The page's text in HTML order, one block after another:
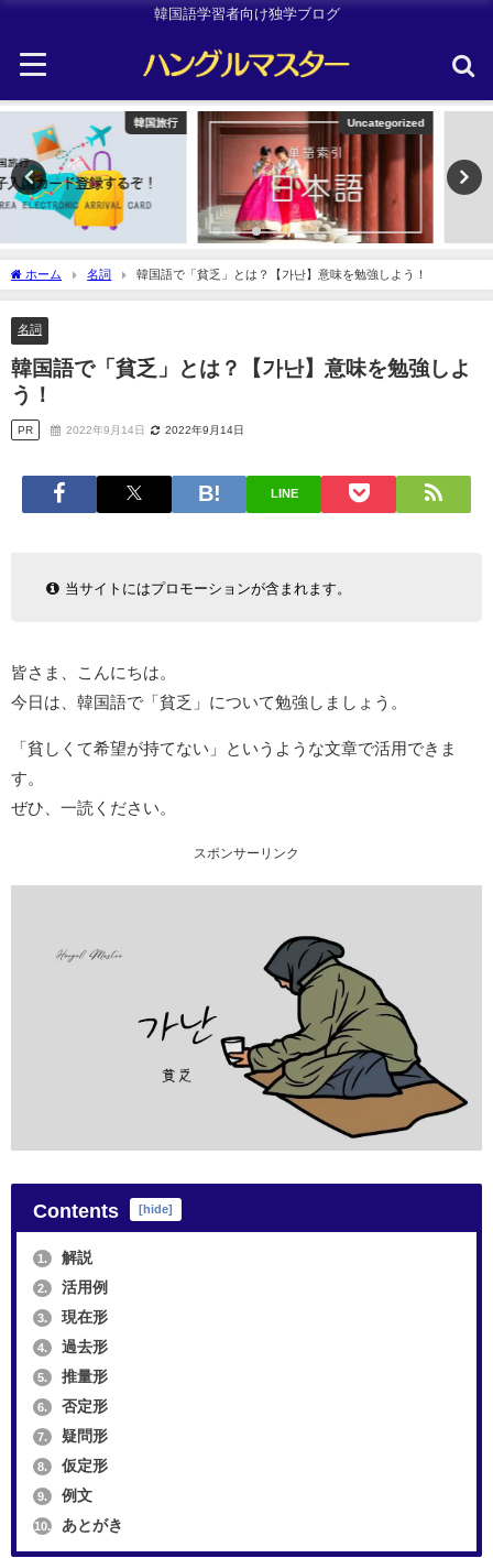
韓国語学習者向け独学ブログ
Uncategorized
ホーム 名詞 韓国語で「貧乏」とは？【가난】意味を勉強しよう！
名詞
韓国語で「貧乏」とは？【가난】意味を勉強しよ
う！
PR 2022年9月14日 2022年9月14日
LINE
当サイトにはプロモーションが含まれます。
皆さま、こんにちは。
今日は、韓国語で「貧乏」について勉強しましょう。
「貧しくて希望が持てない」というような文章で活用できま
す。
ぜひ、一読ください。
スポンサーリンク
Contents [hide]
1. 解説
2. 活用例
3. 現在形
4. 過去形
5. 推量形
6. 否定形
7. 疑問形
8. 仮定形
9. 例文
10. あとがき